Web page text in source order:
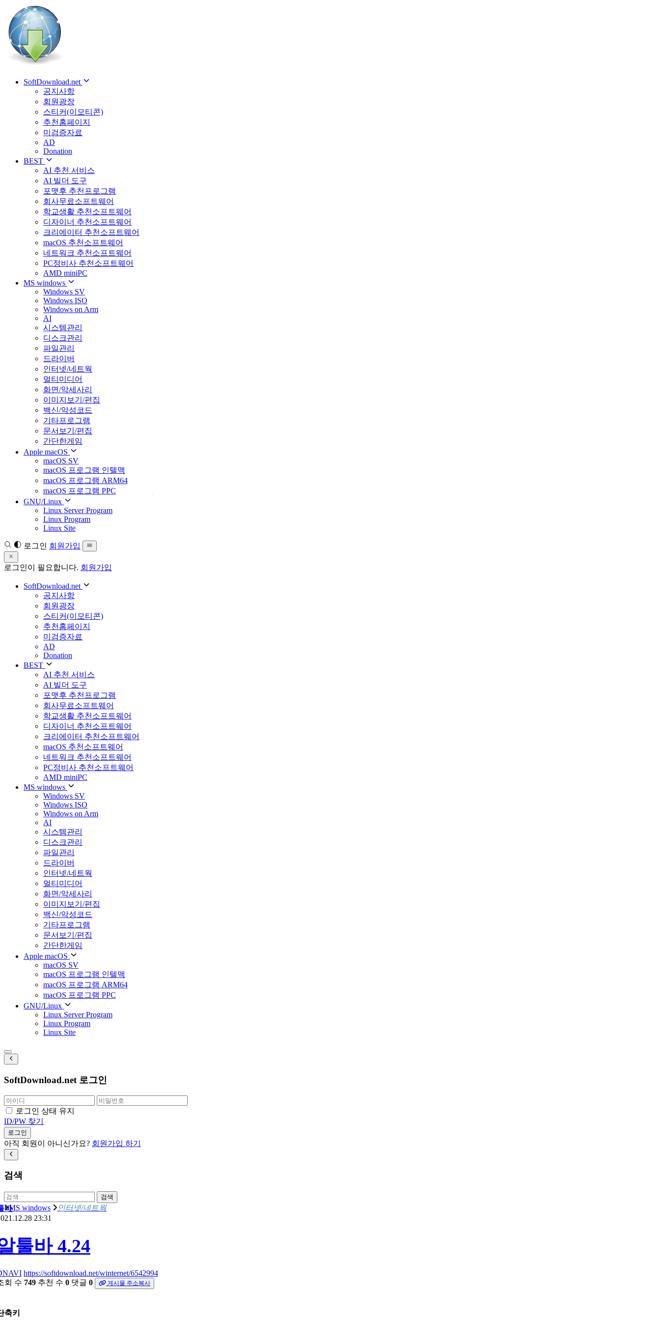
SoftDownload.net
공지사항
회원광장
스티커(이모티콘)
추천홈페이지
미검증자료
AD
Donation
BEST
AI 추천 서비스
AI 빌더 도구
포맷후 추천프로그램
회사무료소프트웨어
학교생활 추천소프트웨어
디자이너 추천소프트웨어
크리에이터 추천소프트웨어
macOS 추천소프트웨어
네트워크 추천소프트웨어
PC정비사 추천소프트웨어
AMD miniPC
MS windows
Windows SV
Windows ISO
Windows on Arm
AI
시스템관리
디스크관리
파일관리
드라이버
인터넷/네트웍
멀티미디어
화면/악세사리
이미지보기/편집
백신/악성코드
기타프로그램
문서보기/편집
간단한게임
Apple macOS
macOS SV
macOS 프로그램 인텔맥
macOS 프로그램 ARM64
macOS 프로그램 PPC
GNU/Linux
Linux Server Program
Linux Program
Linux Site
로그인 회원가입
로그인이 필요합니다. 회원가입
SoftDownload.net
공지사항
회원광장
스티커(이모티콘)
추천홈페이지
미검증자료
AD
Donation
BEST
AI 추천 서비스
AI 빌더 도구
포맷후 추천프로그램
회사무료소프트웨어
학교생활 추천소프트웨어
디자이너 추천소프트웨어
크리에이터 추천소프트웨어
macOS 추천소프트웨어
네트워크 추천소프트웨어
PC정비사 추천소프트웨어
AMD miniPC
MS windows
Windows SV
Windows ISO
Windows on Arm
AI
시스템관리
디스크관리
파일관리
드라이버
인터넷/네트웍
멀티미디어
화면/악세사리
이미지보기/편집
백신/악성코드
기타프로그램
문서보기/편집
간단한게임
Apple macOS
macOS SV
macOS 프로그램 인텔맥
macOS 프로그램 ARM64
macOS 프로그램 PPC
GNU/Linux
Linux Server Program
Linux Program
Linux Site
SoftDownload.net 로그인
로그인 상태 유지
ID/PW 찾기
로그인
아직 회원이 아니신가요? 회원가입 하기
검색
검색
MS windows 인터넷/네트웍
바
23:31
툴바 4.24
https://softdownload.net/winternet/6542994
회 수 749 추천 수 0 댓글 0 게시물 주소복사
축키